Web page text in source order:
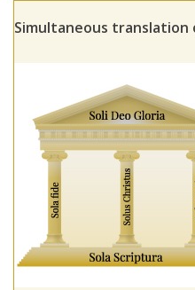
Simultaneous translation